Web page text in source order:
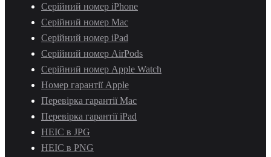
Серійний номер iPhone
Серійний номер Mac
Серійний номер iPad
Серійний номер AirPods
Серійний номер Apple Watch
Номер гарантії Apple
Перевірка гарантії Mac
Перевірка гарантії iPad
HEIC в JPG
HEIC в PNG